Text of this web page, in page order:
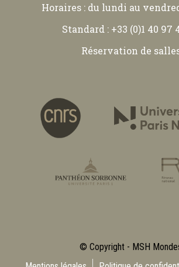
Horaires : du lundi au
Standard : +33 (0)1 40 97
Réservation de
© Copyright - MSH